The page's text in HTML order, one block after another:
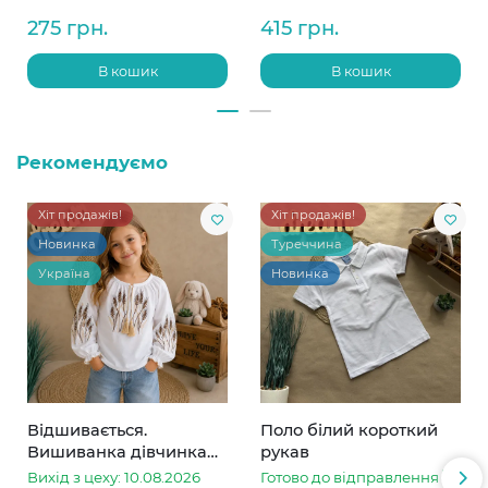
275 грн.
В кошик
415 грн.
В кошик
Рекомендуємо
Хіт продажів!
Новинка
Україна
Відшивається.
Вишиванка дівчинка
колоски
Вихід з цеху: 10.08.2026
Хіт продажів!
Туреччина
Новинка
Поло білий короткий
рукав
Готово до відправлення